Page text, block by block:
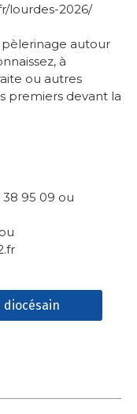
lourdes-2026/
autour
à
ou autres
premiers devant la
38 95 09 ou